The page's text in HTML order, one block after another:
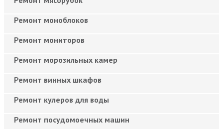
Ремонт моноблоков
Ремонт мониторов
Ремонт морозильных камер
Ремонт винных шкафов
Ремонт кулеров для воды
Ремонт посудомоечных машин